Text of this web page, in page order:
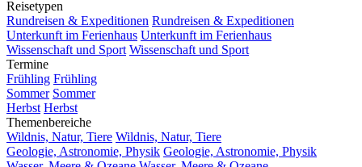
Reisetypen
Rundreisen & Expeditionen Rundreisen & Expeditionen
Unterkunft im Ferienhaus Unterkunft im Ferienhaus
Wissenschaft und Sport Wissenschaft und Sport
Termine
Frühling Frühling
Sommer Sommer
Herbst Herbst
Themenbereiche
Wildnis, Natur, Tiere Wildnis, Natur, Tiere
Geologie, Astronomie, Physik Geologie, Astronomie, Physik